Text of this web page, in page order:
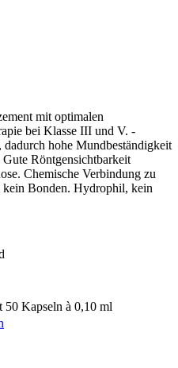
mit optimalen
bei Klasse III und V. -
hohe Mundbeständigkeit
Gute Röntgensichtbarkeit
Chemische Verbindung zu
Bonden. Hydrophil, kein
50 Kapseln à 0,10 ml